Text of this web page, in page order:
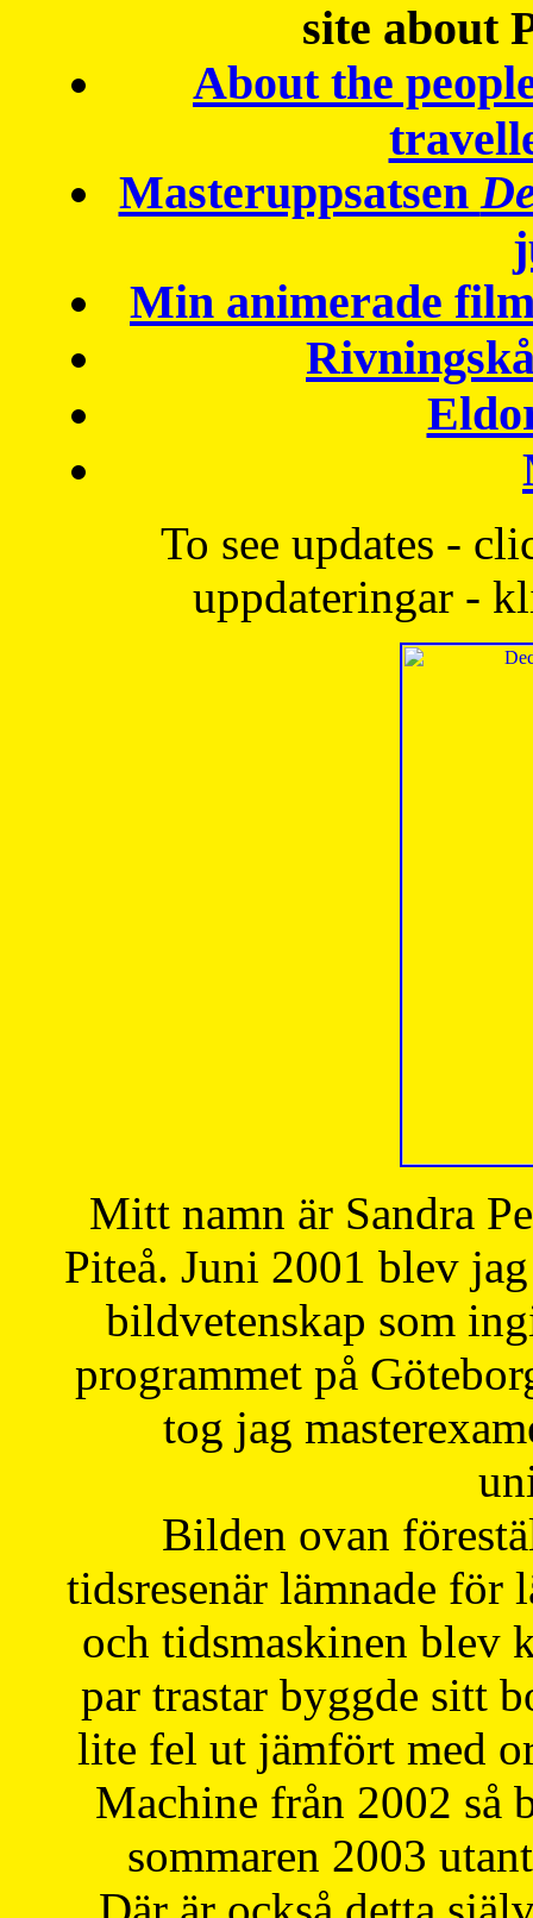
site about
About the
Masteruppsatsen
Min animerade
To see updates -
uppdateringar -
Mitt namn är Sandra
Piteå. Juni 2001 blev
bildvetenskap som
programmet på
tog jag
Bilden ovan
tidsresenär lämnade för
och tidsmaskinen blev
par trastar byggde sitt
lite fel ut jämfört med
Machine från 2002 så
sommaren 2003